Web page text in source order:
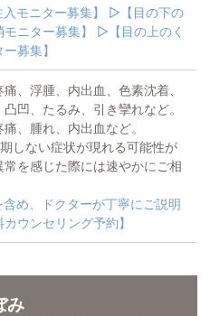
モニター募集】 ▷【目の下の
ニター募集】 ▷【目の上のく
募集】
、浮腫、内出血、色素沈着、
凹、たるみ、引き攣れなど。
、腫れ、内出血など。
しない症状が現れる可能性が
常を感じた際には速やかにご相
め、ドクターが丁寧にご説明
ウンセリング予約】
み